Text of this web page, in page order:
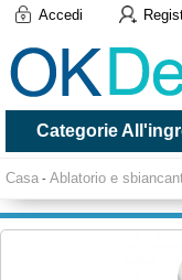
Accedi
Categorie
Casa - Ablatorio e